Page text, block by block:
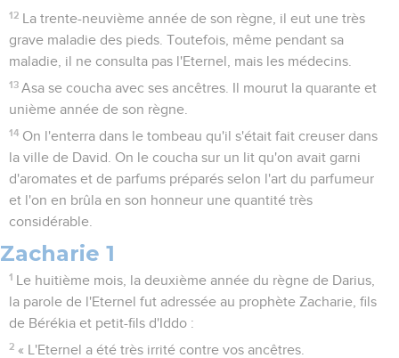
12 La trente-neuvième année de son règne, il eut une très
grave maladie des pieds. Toutefois, même pendant sa
maladie, il ne consulta pas l'Eternel, mais les médecins.
13 Asa se coucha avec ses ancêtres. Il mourut la quarante et
unième année de son règne.
14 On l'enterra dans le tombeau qu'il s'était fait creuser dans
la ville de David. On le coucha sur un lit qu'on avait garni
d'aromates et de parfums préparés selon l'art du parfumeur
et l'on en brûla en son honneur une quantité très
considérable.
Zacharie 1
1 Le huitième mois, la deuxième année du règne de Darius,
la parole de l'Eternel fut adressée au prophète Zacharie, fils
de Bérékia et petit-fils d'Iddo :
2 « L'Eternel a été très irrité contre vos ancêtres.